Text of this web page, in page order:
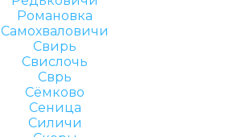
Романовка
Самохваловичи
Свирь
Свислочь
Сврь
Сёмково
Сеница
Силичи